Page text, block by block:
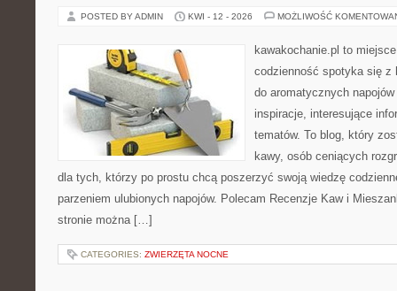
POSTED BY ADMIN KWI - 12 - 2026 MOŻLIWOŚĆ
kawakochanie.pl to
codzienność spotyka się z
do aromatycznych
inspiracje, interesujące
tematów. To blog, który
kawy, osób ceniących
dla tych, którzy po prostu chcą poszerzyć swoją wiedzę
parzeniem ulubionych napojów. Polecam Recenzje Kaw i
stronie można […]
CATEGORIES: ZWIERZĘTA NOCNE